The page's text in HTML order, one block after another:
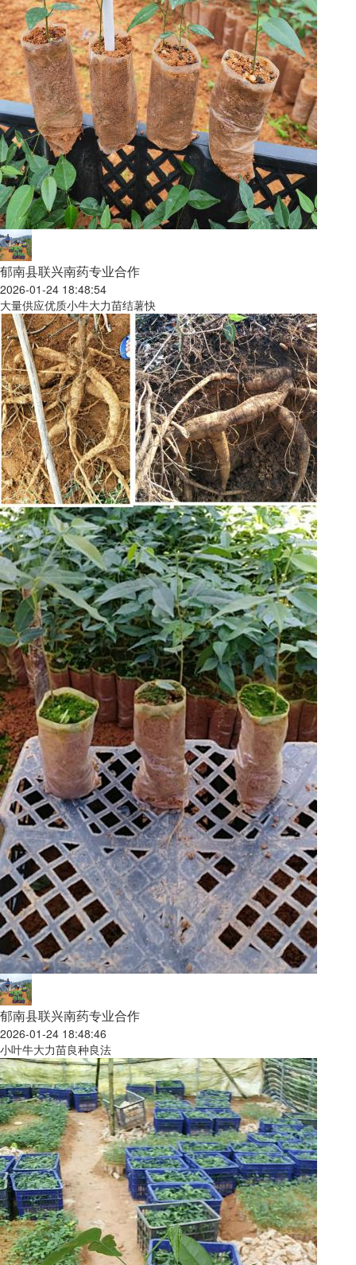
郁南县联兴南药专业合作
2026-01-24 18:48:54
大量供应优质小牛大力苗结薯快
郁南县联兴南药专业合作
2026-01-24 18:48:46
小叶牛大力苗良种良法